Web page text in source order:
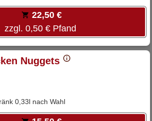
22,50 €
zzgl. 0,50 € Pfand
Nuggets
0,33l nach Wahl